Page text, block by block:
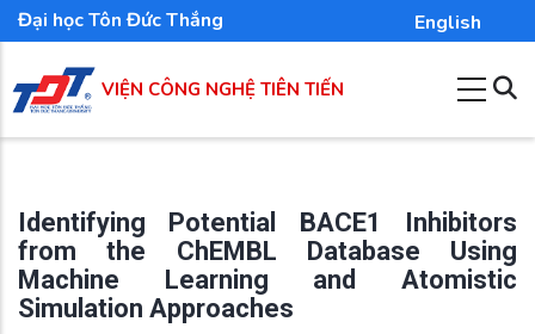
Nhảy
đến
nội
dung
Đại học Tôn Đức Thắng English
VIỆN CÔNG NGHỆ TIÊN TIẾN
Identifying Potential BACE1 Inhibitors
from the ChEMBL Database Using
Machine Learning and Atomistic
Simulation Approaches